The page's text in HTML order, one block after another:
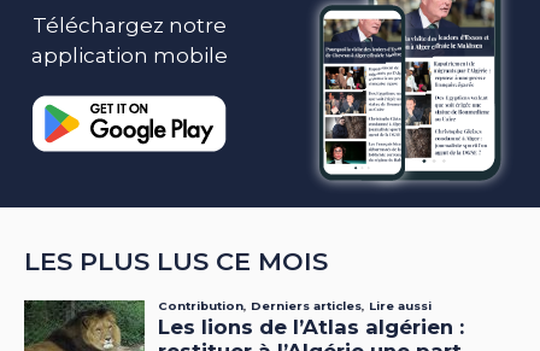
Téléchargez notre
application mobile
LES PLUS LUS CE MOIS